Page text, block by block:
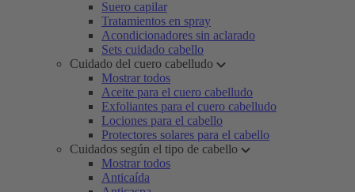
Suero capilar
Tratamientos en spray
Acondicionadores sin aclarado
Sets cuidado cabello
Cuidado del cuero cabelludo
Mostrar todos
Aceite para el cuero cabelludo
Exfoliantes para el cuero cabelludo
Lociones para el cabello
Protectores solares para el cabello
Cuidados según el tipo de cabello
Mostrar todos
Anticaída